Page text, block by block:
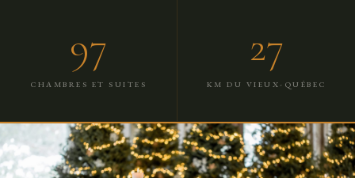
97
CHAMBRES ET SUITES
27
KM DU VIEUX-QUÉBEC